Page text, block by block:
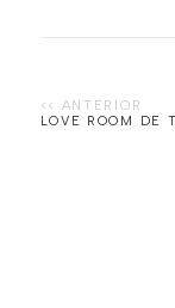
LOVE ROOM DE